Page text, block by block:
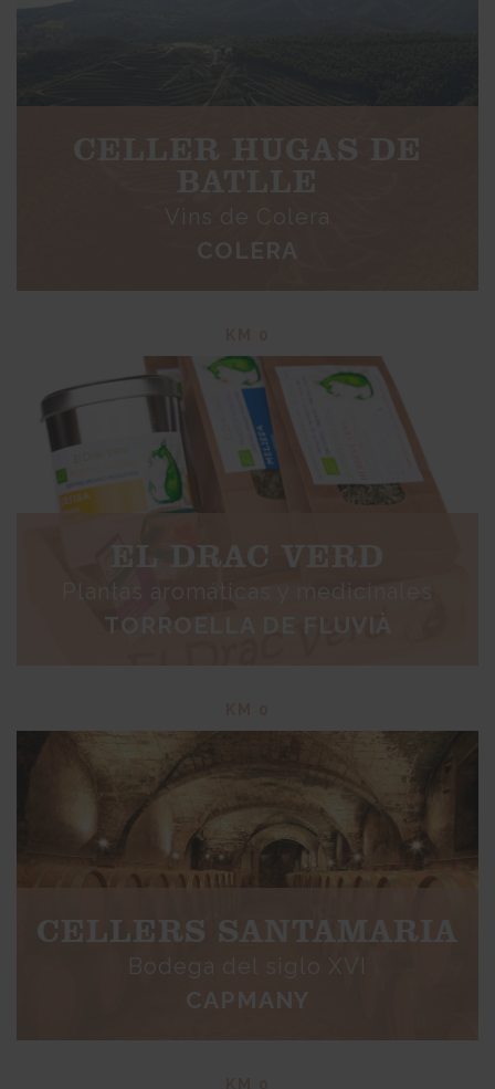
CELLER HUGAS DE
BATLLE
Vins de Colera
COLERA
EL DRAC VERD
Plantas aromáticas y medicinales
TORROELLA DE FLUVIÀ
CELLERS SANTAMARIA
Bodega del siglo XVI
CAPMANY